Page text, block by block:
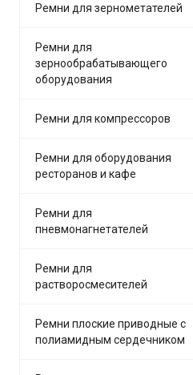
Ремни для зернометателей
Ремни для
зернообрабатывающего
оборудования
Ремни для компрессоров
Ремни для оборудования
ресторанов и кафе
Ремни для
пневмонагнетателей
Ремни для
растворосмесителей
Ремни плоские приводные с
полиамидным сердечником